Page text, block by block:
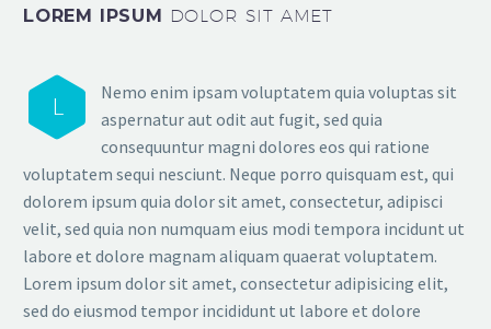
LOREM IPSUM DOLOR SIT AMET
L
Nemo enim ipsam voluptatem quia voluptas sit
aspernatur aut odit aut fugit, sed quia
consequuntur magni dolores eos qui ratione
voluptatem sequi nesciunt. Neque porro quisquam est, qui
dolorem ipsum quia dolor sit amet, consectetur, adipisci
velit, sed quia non numquam eius modi tempora incidunt ut
labore et dolore magnam aliquam quaerat voluptatem.
Lorem ipsum dolor sit amet, consectetur adipisicing elit,
sed do eiusmod tempor incididunt ut labore et dolore